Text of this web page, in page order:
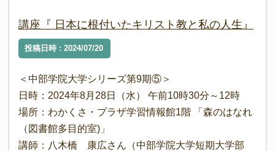
講座『 日本に根付いたキリスト教と私の人生』
投稿日時 : 2024/07/20
＜中部学院大学シリーズ第9期⑤＞
日時：2024年8月28日（水） 午前10時30分～12時
場所：わかくさ・プラザ学習情報館1階 「森のはなれ
（図書館多目的室)」
講師：八木橋 康広さん（中部学院大学短期大学部